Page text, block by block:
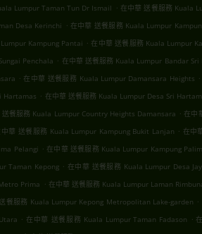
Lumpur Taman Tun Dr Ismail . 在中華 送餐服務 Kuala
Desa Kerinchi . 在中華 送餐服務 Kuala Lumpur
Kampung Pantai . 在中華 送餐服務 Kuala Lumpur
Penchala . 在中華 送餐服務 Kuala Lumpur Bandar Sri
. 在中華 送餐服務 Kuala Lumpur Damansara Heights .
Hartamas . 在中華 送餐服務 Kuala Lumpur Desa Sri
送餐服務 Kuala Lumpur Country Heights Damansara . 在中
中華 送餐服務 Kuala Lumpur Kampung Bukit Lanjan . 在中
Pelangi . 在中華 送餐服務 Kuala Lumpur Kampung
Taman Kepong . 在中華 送餐服務 Kuala Lumpur Desa
Prima . 在中華 送餐服務 Kuala Lumpur Laman
餐服務 Kuala Lumpur Kepong Metropolitan Lake-garden .
. 在中華 送餐服務 Kuala Lumpur Taman Fadason .